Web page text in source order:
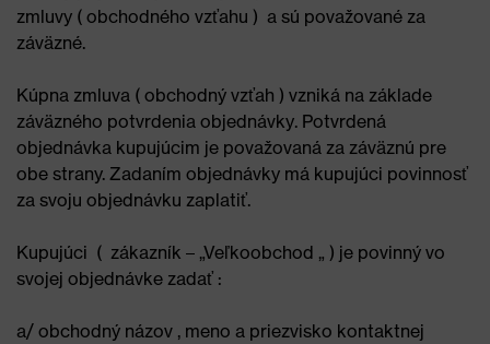
zmluvy ( obchodného vzťahu ) a sú považované za
záväzné.
Kúpna zmluva ( obchodný vzťah ) vzniká na základe
záväzného potvrdenia objednávky. Potvrdená
objednávka kupujúcim je považovaná za záväznú pre
obe strany. Zadaním objednávky má kupujúci povinnosť
za svoju objednávku zaplatiť.
Kupujúci ( zákazník – „Veľkoobchod „ ) je povinný vo
svojej objednávke zadať :
a/ obchodný názov , meno a priezvisko kontaktnej